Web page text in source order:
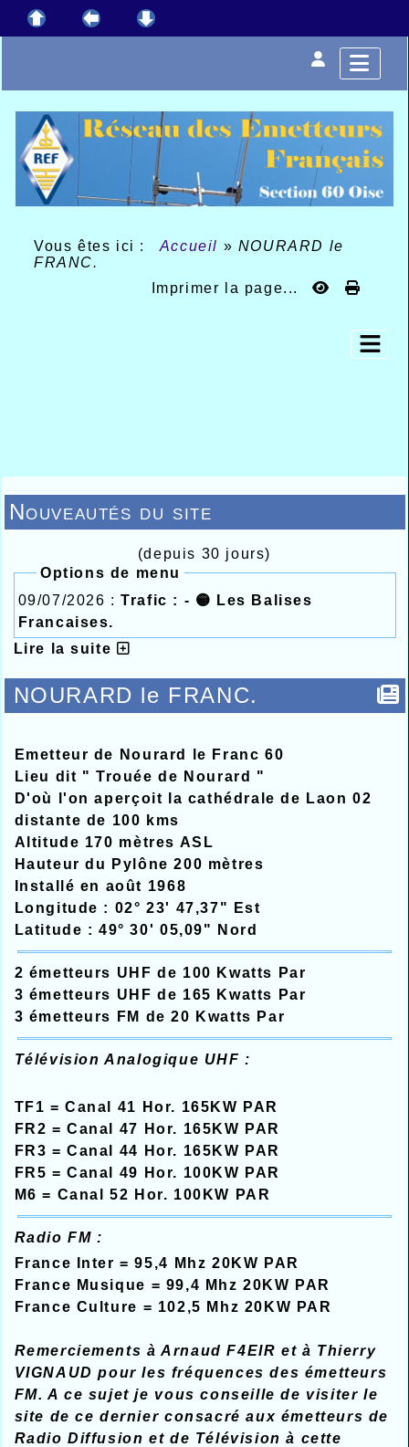
Vous êtes ici : Accueil » NOURARD le
FRANC.
Imprimer la page...
Nouveautés du site
(depuis 30 jours)
Options de menu
09/07/2026 :Trafic : - 🟡 Les Balises
Francaises.
Lire la suite
NOURARD le FRANC.
Emetteur de Nourard le Franc 60
Lieu dit " Trouée de Nourard "
D'où l'on aperçoit la cathédrale de Laon 02
distante de 100 kms
Altitude 170 mètres ASL
Hauteur du Pylône 200 mètres
Installé en août 1968
Longitude : 02° 23' 47,37" Est
Latitude : 49° 30' 05,09" Nord
2 émetteurs UHF de 100 Kwatts Par
3 émetteurs UHF de 165 Kwatts Par
3 émetteurs FM de 20 Kwatts Par
Télévision Analogique UHF :
TF1 = Canal 41 Hor. 165KW PAR
FR2 = Canal 47 Hor. 165KW PAR
FR3 = Canal 44 Hor. 165KW PAR
FR5 = Canal 49 Hor. 100KW PAR
M6 = Canal 52 Hor. 100KW PAR
Radio FM :
France Inter = 95,4 Mhz 20KW PAR
France Musique = 99,4 Mhz 20KW PAR
France Culture = 102,5 Mhz 20KW PAR
Remerciements à Arnaud F4EIR et à Thierry
VIGNAUD pour les fréquences des émetteurs
FM. A ce sujet je vous conseille de visiter le
site de ce dernier consacré aux émetteurs de
Radio Diffusion et de Télévision à cette